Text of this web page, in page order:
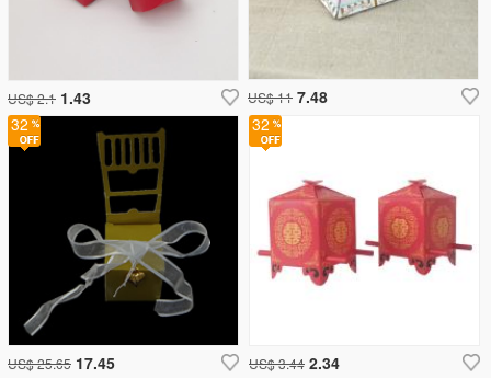
US$ 11 7.48
32
US$ 25.65 17.45
US$ 2.1 1.43
32
US$ 3.44 2.34